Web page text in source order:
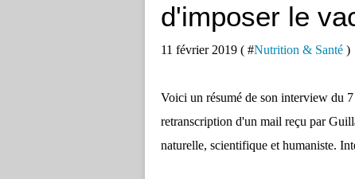
d'imposer le
11 février 2019 ( #Nutrition & Santé )
Voici un résumé de son interview du
retranscription d'un mail reçu par
naturelle, scientifique et humaniste.